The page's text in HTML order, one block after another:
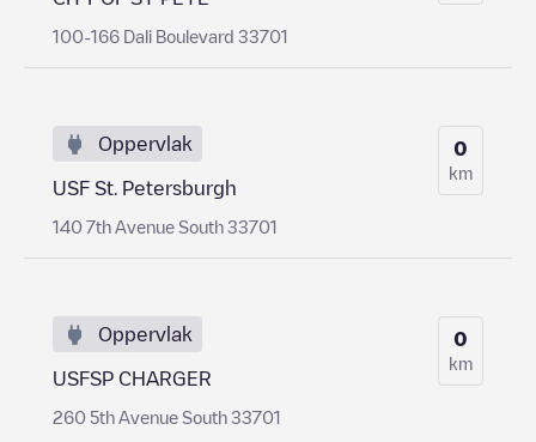
100-166 Dali Boulevard 33701
Oppervlak
USF St. Petersburgh
140 7th Avenue South 33701
0
km
Oppervlak
USFSP CHARGER
260 5th Avenue South 33701
0
km